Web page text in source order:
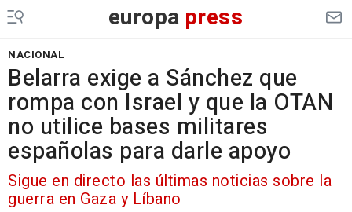
europa press
NACIONAL
Belarra exige a Sánchez que
rompa con Israel y que la OTAN
no utilice bases militares
españolas para darle apoyo
Sigue en directo las últimas noticias sobre la
guerra en Gaza y Líbano